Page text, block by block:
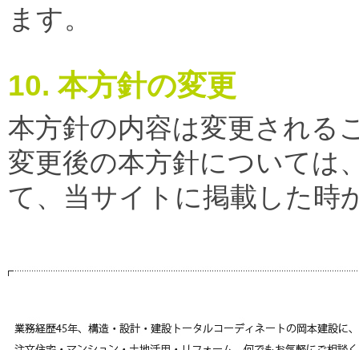
ます。
10. 本方針の変更
本方針の内容は変更される
変更後の本方針については
て、当サイトに掲載した時